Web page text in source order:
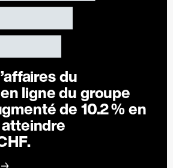
du
ligne du groupe
de10.2 %en